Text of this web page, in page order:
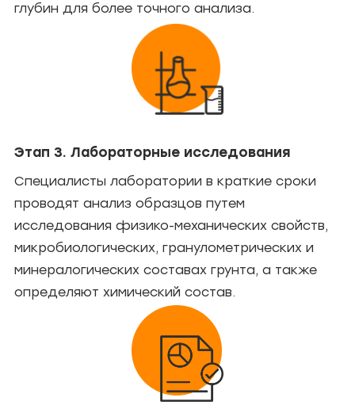
глубин для более точного анализа.
Этап 3. Лабораторные исследования
Специалисты лаборатории в краткие сроки
проводят анализ образцов путем
исследования физико-механических свойств,
микробиологических, гранулометрических и
минералогических составах грунта, а также
определяют химический состав.